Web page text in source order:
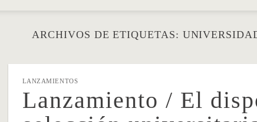
ARCHIVOS DE ETIQUETAS:
LANZAMIENTOS
Lanzamiento / El